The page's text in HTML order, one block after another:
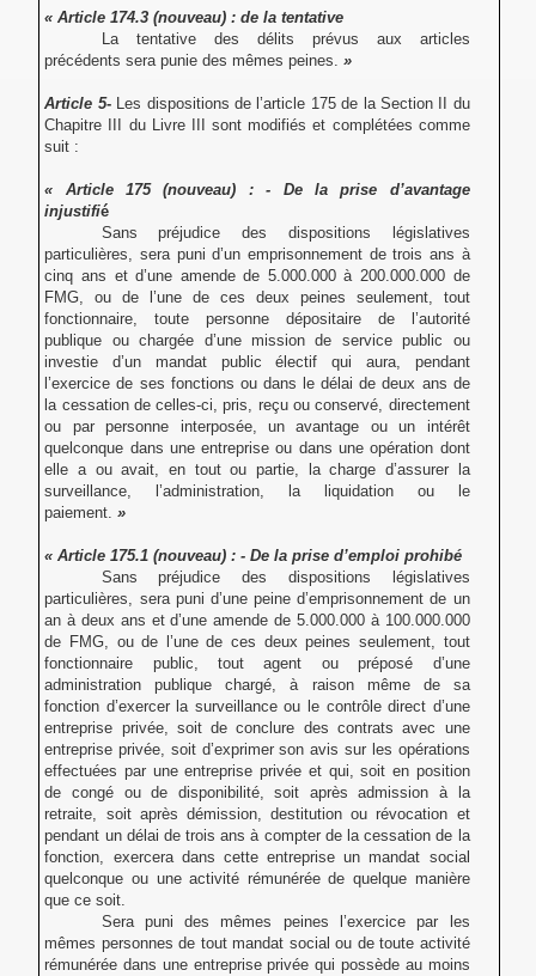
« Article 174.3 (nouveau) : de la tentative
La tentative des délits prévus aux articles
précédents sera punie des mêmes peines. »
Article 5- Les dispositions de l’article 175 de la Section II du
Chapitre III du Livre III sont modifiés et complétées comme
suit :
« Article 175 (nouveau) : - De la prise d’avantage
injustifié
Sans préjudice des dispositions législatives
particulières, sera puni d’un emprisonnement de trois ans à
cinq ans et d’une amende de 5.000.000 à 200.000.000 de
FMG, ou de l’une de ces deux peines seulement, tout
fonctionnaire, toute personne dépositaire de l’autorité
publique ou chargée d’une mission de service public ou
investie d’un mandat public électif qui aura, pendant
l’exercice de ses fonctions ou dans le délai de deux ans de
la cessation de celles-ci, pris, reçu ou conservé, directement
ou par personne interposée, un avantage ou un intérêt
quelconque dans une entreprise ou dans une opération dont
elle a ou avait, en tout ou partie, la charge d’assurer la
surveillance, l’administration, la liquidation ou le
paiement. »
« Article 175.1 (nouveau) : - De la prise d’emploi prohibé
Sans préjudice des dispositions législatives
particulières, sera puni d’une peine d’emprisonnement de un
an à deux ans et d’une amende de 5.000.000 à 100.000.000
de FMG, ou de l’une de ces deux peines seulement, tout
fonctionnaire public, tout agent ou préposé d’une
administration publique chargé, à raison même de sa
fonction d’exercer la surveillance ou le contrôle direct d’une
entreprise privée, soit de conclure des contrats avec une
entreprise privée, soit d’exprimer son avis sur les opérations
effectuées par une entreprise privée et qui, soit en position
de congé ou de disponibilité, soit après admission à la
retraite, soit après démission, destitution ou révocation et
pendant un délai de trois ans à compter de la cessation de la
fonction, exercera dans cette entreprise un mandat social
quelconque ou une activité rémunérée de quelque manière
que ce soit.
Sera puni des mêmes peines l’exercice par les
mêmes personnes de tout mandat social ou de toute activité
rémunérée dans une entreprise privée qui possède au moins